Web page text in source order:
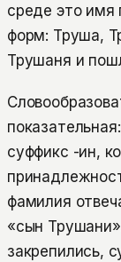
среде это имя
форм: Труша,
Трушаня и
суффикс -ин,
фамилия
«сын
закрепились,